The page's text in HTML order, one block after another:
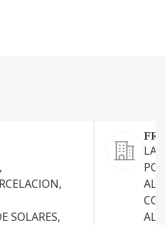
SOLARES,
LA